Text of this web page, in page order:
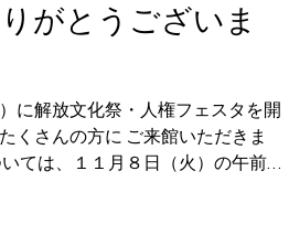
がとうございま
に解放文化祭・人権フェスタを開
くさんの方に ご来館いただきま
ては、１１月８日（火）の午前